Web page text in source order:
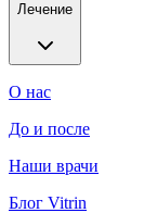
Лечение
О нас
До и после
Наши врачи
Блог Vitrin